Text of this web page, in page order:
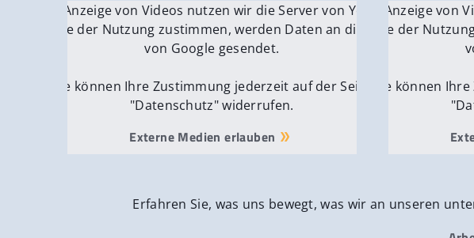
Für die Anzeige von Videos nutzen wir die Server von YouTube.
Wenn Sie der Nutzung zustimmen, werden Daten an die Server
von Google gesendet.
Sie können Ihre Zustimmung jederzeit auf der Seite
"Datenschutz" widerrufen.
Externe Medien erlauben
Für die Anzeige von
Wenn Sie der
Sie können
Erfahren Sie, was uns bewegt, was wir an unseren